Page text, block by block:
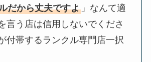
だから丈夫ですよ」なんて適
言う店は信用しないでくださ
付帯するランクル専門店一択